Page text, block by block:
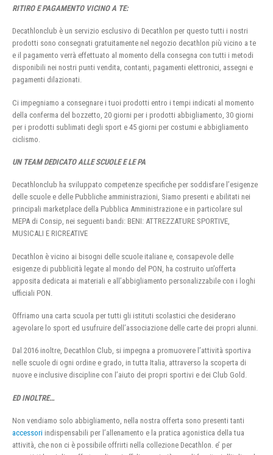
RITIRO E PAGAMENTO VICINO A TE:
Decathlonclub è un servizio esclusivo di Decathlon per questo tutti i nostri
prodotti sono consegnati gratuitamente nel negozio decathlon più vicino a te
e il pagamento verrà effettuato al momento della consegna con tutti i metodi
disponibili nei nostri punti vendita, contanti, pagamenti elettronici, assegni e
pagamenti dilazionati.
Ci impegniamo a consegnare i tuoi prodotti entro i tempi indicati al momento
della conferma del bozzetto, 20 giorni per i prodotti abbigliamento, 30 giorni
per i prodotti sublimati degli sport e 45 giorni per costumi e abbigliamento
ciclismo.
UN TEAM DEDICATO ALLE SCUOLE E LE PA
Decathlonclub ha sviluppato competenze specifiche per soddisfare l’esigenze
delle scuole e delle Pubbliche amministrazioni, Siamo presenti e abilitati nei
principali marketplace della Pubblica Amministrazione e in particolare sul
MEPA di Consip, nei seguenti bandi: BENI: ATTREZZATURE SPORTIVE,
MUSICALI E RICREATIVE
Decathlon è vicino ai bisogni delle scuole italiane e, consapevole delle
esigenze di pubblicità legate al mondo del PON, ha costruito un’offerta
apposita dedicata ai materiali e all’abbigliamento personalizzabile con i loghi
ufficiali PON.
Offriamo una carta scuola per tutti gli istituti scolastici che desiderano
agevolare lo sport ed usufruire dell’associazione delle carte dei propri alunni.
Dal 2016 inoltre, Decathlon Club, si impegna a promuovere l’attività sportiva
nelle scuole di ogni ordine e grado, in tutta Italia, attraverso la scoperta di
nuove e inclusive discipline con l’aiuto dei propri sportivi e dei Club Gold.
ED INOLTRE…
Non vendiamo solo abbigliamento, nella nostra offerta sono presenti tanti
accessori indispensabili per l’allenamento e la pratica agonistica della tua
attività, che non ci è possibile offrirti nella collezione Decathlon. e’ per